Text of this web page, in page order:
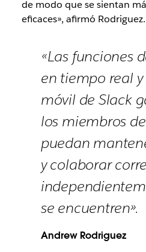
de modo que se sientan
eficaces», afirmó Rodriguez.
«Las funciones
en tiempo real
móvil de Slack
los miembros
puedan
y colaborar
se encuentren».
Andrew Rodriguez